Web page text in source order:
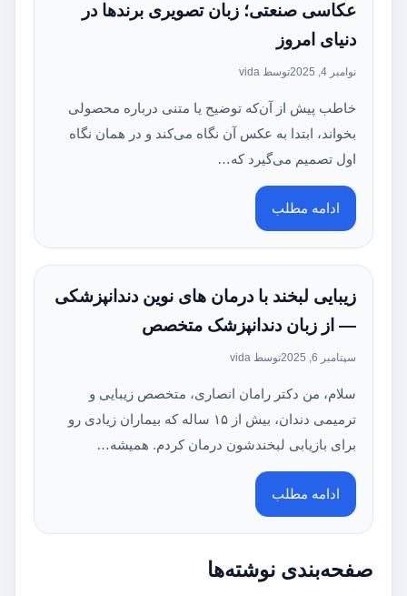
عکاسی صنعتی؛ زبان تصویری برندها در
دنیای امروز
نوامبر 4, 2025 توسط vida
خاطب پیش از آن‌که توضیح یا متنی درباره محصولی
بخواند، ابتدا به عکس آن نگاه می‌کند و در همان نگاه
اول تصمیم می‌گیرد که…
ادامه مطلب
زیبایی لبخند با درمان های نوین دندانپزشکی
— از زبان دندانپزشک متخصص
سپتامبر 6, 2025 توسط vida
سلام، من دکتر رامان انصاری، متخصص زیبایی و
ترمیمی دندان، بیش از ۱۵ ساله که بیماران زیادی رو
برای بازیابی لبخندشون درمان کردم. همیشه…
ادامه مطلب
صفحه‌بندی نوشته‌ها